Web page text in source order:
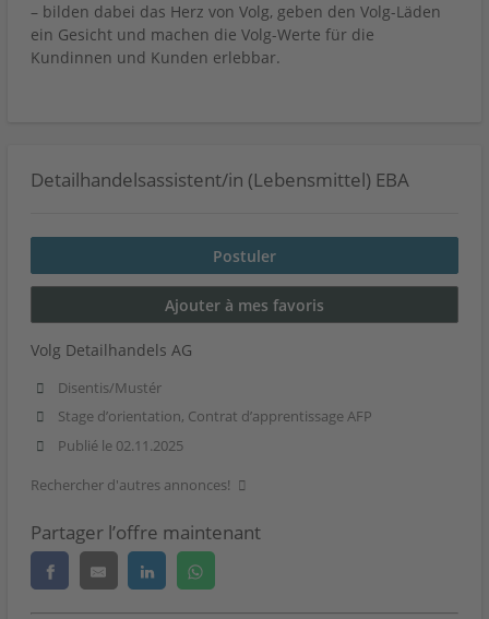
Detailhandelsassistent/in (Lebensmittel) EBA
Postuler
Ajouter à mes favoris
Volg Detailhandels AG
Disentis/Mustér
Stage d’orientation, Contrat d’apprentissage AFP
Publié le 02.11.2025
Rechercher d'autres annonces!
Partager l’offre maintenant
– bilden dabei das Herz von Volg, geben den Volg-Läden
ein Gesicht und machen die Volg-Werte für die
Kundinnen und Kunden erlebbar.